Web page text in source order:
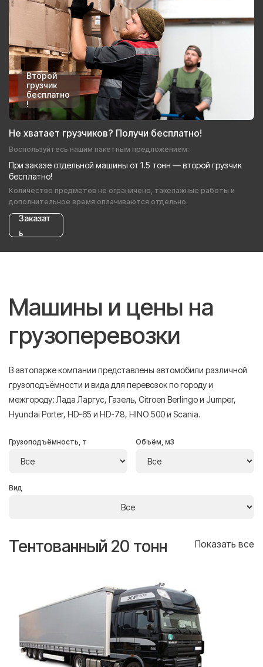
Второй
грузчик
бесплатно
!
Не хватает грузчиков? Получи бесплатно!
Воспользуйтесь нашим пакетным предложением:
При заказе отдельной машины от 1.5 тонн — второй грузчик
бесплатно!
Количество предметов не ограничено, такелажные работы и
дополнительное время оплачиваются отдельно.
Заказат
ь
Машины и цены на
грузоперевозки
В автопарке компании представлены автомобили различной
грузоподъёмности и вида для перевозок по городу и
межгороду: Лада Ларгус, Газель, Citroen Berlingo и Jumper,
Hyundai Porter, HD-65 и HD-78, HINO 500 и Scania.
Грузоподъёмность, т Объём, м3
Вид
Тентованный 20 тонн Показать все